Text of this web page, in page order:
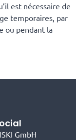
est nécessaire de
temporaires, par
ou pendant la
GmbH